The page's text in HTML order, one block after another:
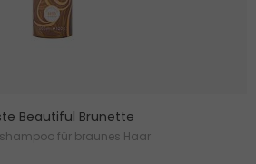
Beautiful Brunette
für braunes Haar